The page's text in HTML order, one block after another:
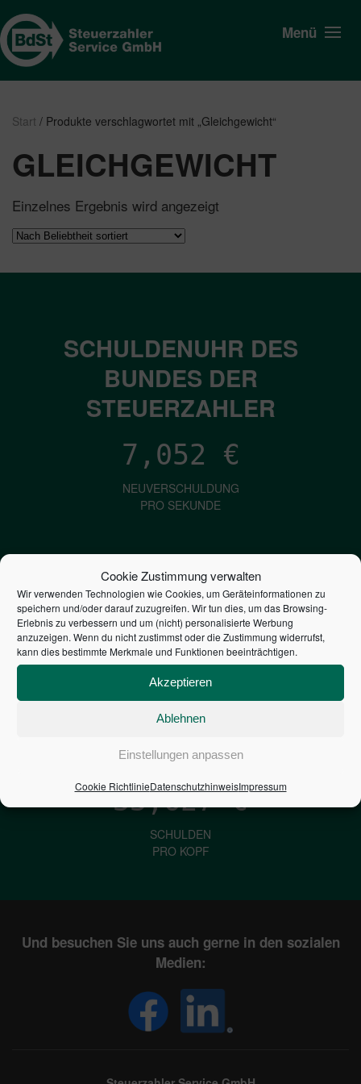
Cookie Zustimmung verwalten
Wir verwenden Technologien wie Cookies, um Geräteinformationen zu
speichern und/oder darauf zuzugreifen. Wir tun dies, um das Browsing-
Erlebnis zu verbessern und um (nicht) personalisierte Werbung
anzuzeigen. Wenn du nicht zustimmst oder die Zustimmung widerrufst,
kann dies bestimmte Merkmale und Funktionen beeinträchtigen.
Akzeptieren
Ablehnen
Einstellungen anpassen
Cookie RichtlinieDatenschutzhinweisImpressum
Menü
Start / Produkte verschlagwortet mit „Gleichgewicht“
GLEICHGEWICHT
Einzelnes Ergebnis wird angezeigt
SCHULDENUHR DES
BUNDES DER
STEUERZAHLER
7,052 €
NEUVERSCHULDUNG
PRO SEKUNDE
1,601€
ZINSEN
PRO SEKUNDE
2,806,819,099,786
STAATSVERSCHULDUNG
33,627€
SCHULDEN
PRO KOPF
Und besuchen Sie uns auch gerne in den sozialen
Medien: